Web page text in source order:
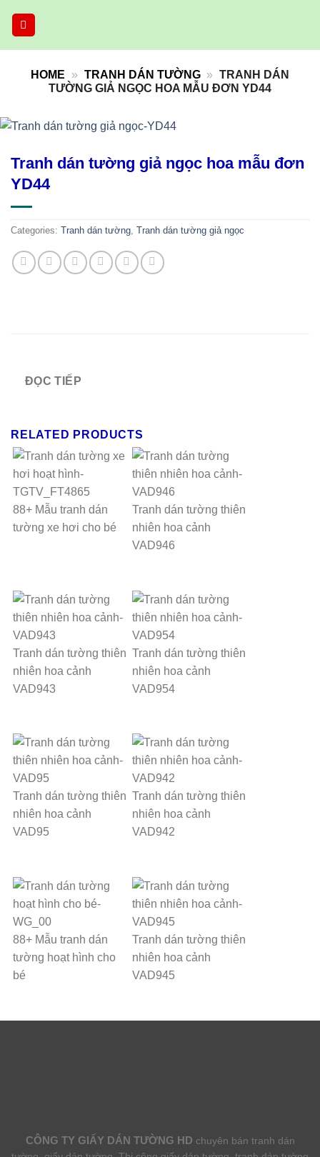
HOME » TRANH DÁN TƯỜNG » TRANH DÁN
TƯỜNG GIẢ NGỌC HOA MẪU ĐƠN YD44
Tranh dán tường giả ngọc hoa mẫu đơn
YD44
Categories: Tranh dán tường, Tranh dán tường giả ngọc
ĐỌC TIẾP
RELATED PRODUCTS
88+ Mẫu tranh dán
tường xe hơi cho bé
Tranh dán tường thiên
nhiên hoa cảnh
VAD946
Tranh dán tường thiên
nhiên hoa cảnh
VAD943
Tranh dán tường thiên
nhiên hoa cảnh
VAD954
Tranh dán tường thiên
nhiên hoa cảnh
VAD95
Tranh dán tường thiên
nhiên hoa cảnh
VAD942
88+ Mẫu tranh dán
tường hoạt hình cho
bé
Tranh dán tường thiên
nhiên hoa cảnh
VAD945
CÔNG TY GIẤY DÁN TƯỜNG HD chuyên bán tranh dán